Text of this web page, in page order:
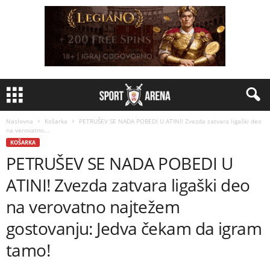
Naslovna Košarka
PETRUŠEV SE NADA POBEDI U ATINI! Zvezda zatvara ligaški deo
na verovatno...
KOŠARKA
PETRUŠEV SE NADA POBEDI U
ATINI! Zvezda zatvara ligaški deo
na verovatno najtežem
gostovanju: Jedva čekam da igram
tamo!